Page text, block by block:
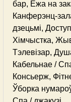
бар, Ежа на
Канферэнц-
дзецьмі,
Хімчыстка,
Тэлевізар,
Кабельнае /
Консьерж,
Ўборка